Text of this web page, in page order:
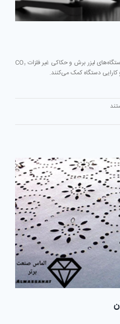
دمنده‌ها و مکنده‌ها اجزای حیاتی در دستگاه‌های لیزر برش و حکاکی غیر فلزات CO₂
دستگاه کمک می‌کنند.